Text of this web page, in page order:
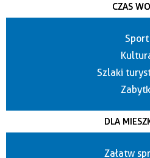
CZAS
Sport
Szlaki
DLA
Załatw